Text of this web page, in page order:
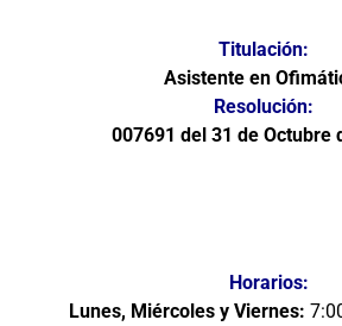
Titulación:
Asistente en
Resolución:
007691 del 31 de Octubre
Horarios:
Lunes, Miércoles y Viernes: